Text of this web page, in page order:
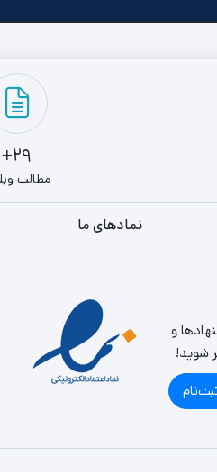
29+
مطالب
و
شوید!
نمادهای ما